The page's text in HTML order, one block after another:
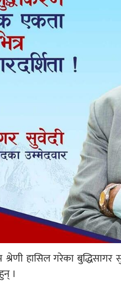
हासिल गरेका
।